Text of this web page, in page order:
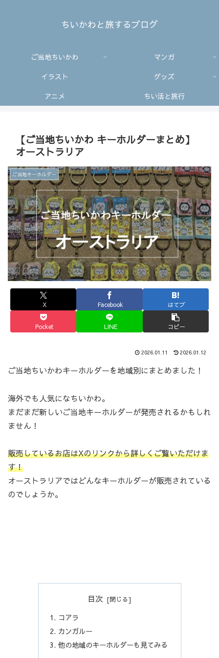
ちいかわと旅するブログ
ご当地ちいかわ
マンガ
イラスト
グッズ
アニメ
ちい活と旅行
【ご当地ちいかわ キーホルダーまとめ】
オーストラリア
ご当地キーホルダー
X Facebook はてブ
Pocket LINE コピー
2026.01.11 2026.01.12
ご当地ちいかわキーホルダーを地域別にまとめました！
海外でも人気になちいかわ。
まだまだ新しいご当地キーホルダーが発売されるかもしれ
ません！
販売しているお店はXのリンクから詳しくご覧いただけま
す！
オーストラリアではどんなキーホルダーが販売されている
のでしょうか。
目次
コアラ
カンガルー
他の地域のキーホルダーも見てみる